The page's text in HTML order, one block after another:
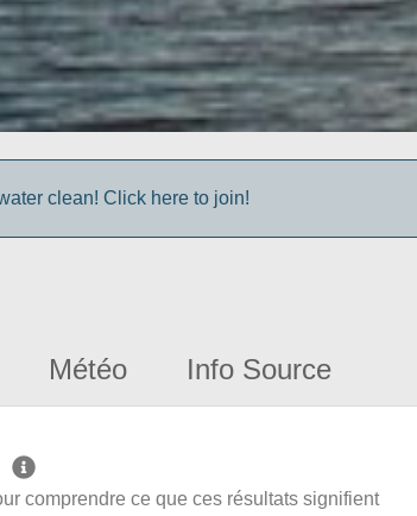
clean! Click here to join!
Météo Info Source
comprendre ce que ces résultats signifient